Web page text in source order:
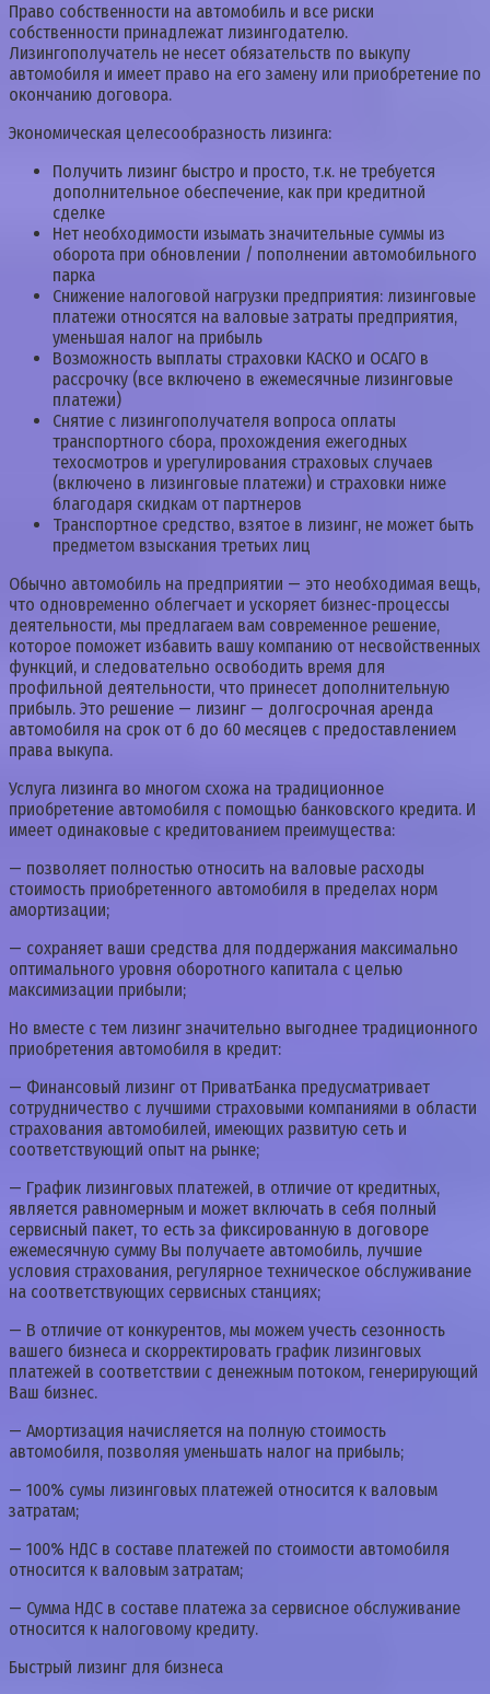
Право собственности на автомобиль и все риски
собственности принадлежат лизингодателю.
Лизингополучатель не несет обязательств по выкупу
автомобиля и имеет право на его замену или приобретение по
окончанию договора.
Экономическая целесообразность лизинга:
Получить лизинг быстро и просто, т.к. не требуется
дополнительное обеспечение, как при кредитной
сделке
Нет необходимости изымать значительные суммы из
оборота при обновлении / пополнении автомобильного
парка
Снижение налоговой нагрузки предприятия: лизинговые
платежи относятся на валовые затраты предприятия,
уменьшая налог на прибыль
Возможность выплаты страховки КАСКО и ОСАГО в
рассрочку (все включено в ежемесячные лизинговые
платежи)
Снятие c лизингополучателя вопроса оплаты
транспортного сбора, прохождения ежегодных
техосмотров и урегулирования страховых случаев
(включено в лизинговые платежи) и страховки ниже
благодаря скидкам от партнеров
Транспортное средство, взятое в лизинг, не может быть
предметом взыскания третьих лиц
Обычно автомобиль на предприятии — это необходимая вещь,
что одновременно облегчает и ускоряет бизнес-процессы
деятельности, мы предлагаем вам современное решение,
которое поможет избавить вашу компанию от несвойственных
функций, и следовательно освободить время для
профильной деятельности, что принесет дополнительную
прибыль. Это решение — лизинг — долгосрочная аренда
автомобиля на срок от 6 до 60 месяцев с предоставлением
права выкупа.
Услуга лизинга во многом схожа на традиционное
приобретение автомобиля с помощью банковского кредита. И
имеет одинаковые с кредитованием преимущества:
— позволяет полностью относить на валовые расходы
стоимость приобретенного автомобиля в пределах норм
амортизации;
— сохраняет ваши средства для поддержания максимально
оптимального уровня оборотного капитала с целью
максимизации прибыли;
Но вместе с тем лизинг значительно выгоднее традиционного
приобретения автомобиля в кредит:
— Финансовый лизинг от ПриватБанка предусматривает
сотрудничество с лучшими страховыми компаниями в области
страхования автомобилей, имеющих развитую сеть и
соответствующий опыт на рынке;
— График лизинговых платежей, в отличие от кредитных,
является равномерным и может включать в себя полный
сервисный пакет, то есть за фиксированную в договоре
ежемесячную сумму Вы получаете автомобиль, лучшие
условия страхования, регулярное техническое обслуживание
на соответствующих сервисных станциях;
— В отличие от конкурентов, мы можем учесть сезонность
вашего бизнеса и скорректировать график лизинговых
платежей в соответствии с денежным потоком, генерирующий
Ваш бизнес.
— Амортизация начисляется на полную стоимость
автомобиля, позволяя уменьшать налог на прибыль;
— 100% сумы лизинговых платежей относится к валовым
затратам;
— 100% НДС в составе платежей по стоимости автомобиля
относится к валовым затратам;
— Сумма НДС в составе платежа за сервисное обслуживание
относится к налоговому кредиту.
Быстрый лизинг для бизнеса